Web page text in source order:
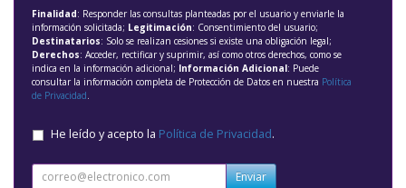
Finalidad: Responder las consultas planteadas por el usuario y enviarle la
información solicitada; Legitimación: Consentimiento del usuario;
Destinatarios: Solo se realizan cesiones si existe una obligación legal;
Derechos: Acceder, rectificar y suprimir, así como otros derechos, como se
indica en la información adicional; Información Adicional: Puede
consultar la información completa de Protección de Datos en nuestra Política
de Privacidad.
He leído y acepto la Política de Privacidad.
Enviar